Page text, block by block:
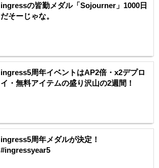
ingressの皆勤メダル「Sojourner」1000日
だそーじゃな。
ingress5周年イベントはAP2倍・x2デプロ
イ・無料アイテムの盛り沢山の2週間！
ingress5周年メダルが決定！
#ingressyear5